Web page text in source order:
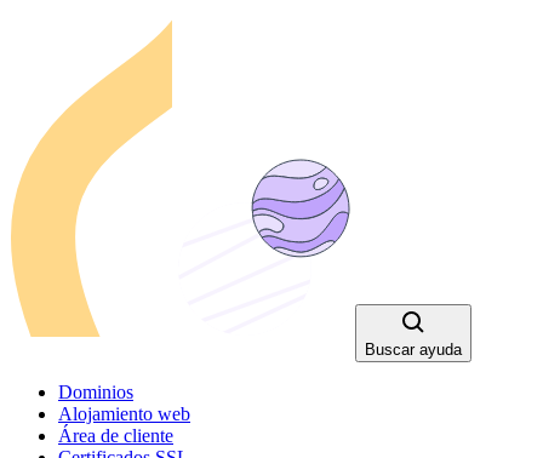
Buscar ayuda
Dominios
Alojamiento web
Área de cliente